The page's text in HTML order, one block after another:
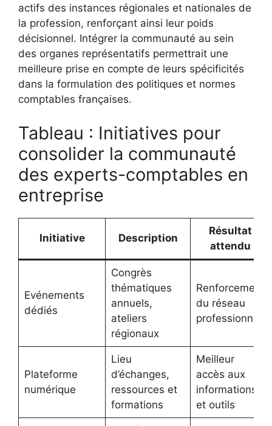
actifs des instances régionales et nationales de
la profession, renforçant ainsi leur poids
décisionnel. Intégrer la communauté au sein
des organes représentatifs permettrait une
meilleure prise en compte de leurs spécificités
dans la formulation des politiques et normes
comptables françaises.
Tableau : Initiatives pour
consolider la communauté
des experts-comptables en
entreprise
Initiative Description
Résultat
attendu
Evénements
dédiés
Congrès
thématiques
annuels,
ateliers
régionaux
Renforcement
du réseau
professionnel
Plateforme
numérique
Lieu
d’échanges,
ressources et
formations
Meilleur
accès aux
informations
et outils